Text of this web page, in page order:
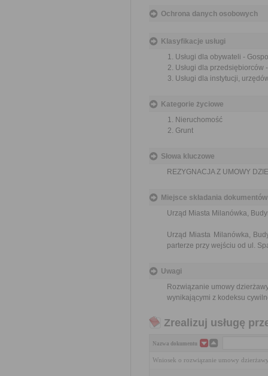
Ochrona danych osobowych
Klasyfikacje usługi
Usługi dla obywateli -
Usługi dla
Usługi dla instytucji,
Kategorie życiowe
Nieruchomość
Grunt
Słowa kluczowe
REZYGNACJA Z UMOWY
Miejsce składania dokumentów
Urząd Miasta Milanówka,
Urząd Miasta Milanówka,
parterze przy wejściu od ul.
Uwagi
Rozwiązanie umowy
wynikającymi z kodeksu
Zrealizuj usługę
Nazwa dokumentu
Wniosek o rozwiązanie umowy